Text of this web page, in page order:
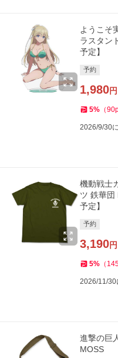
ようこそ
ラスタン
予定】
予約
1,980円
5% （90
2026/9/30
機動戦士
ツ 鉄華団
予定】
予約
3,190円
5% （
2026/11/30
進撃の巨
MOSS